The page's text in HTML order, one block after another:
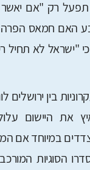
תפעל רק "אם
האם חמאס
"ישראל לא תחיל
בין ירושלים
את היישום
במיוחד אם
הסוגיות